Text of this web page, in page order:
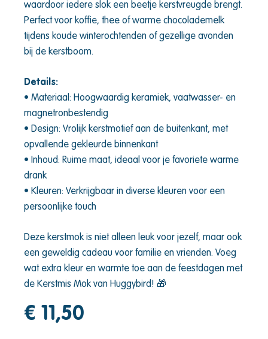
waardoor iedere slok een beetje kerstvreugde brengt.
Perfect voor koffie, thee of warme chocolademelk
tijdens koude winterochtenden of gezellige avonden
bij de kerstboom.
Details:
• Materiaal: Hoogwaardig keramiek, vaatwasser- en
magnetronbestendig
• Design: Vrolijk kerstmotief aan de buitenkant, met
opvallende gekleurde binnenkant
• Inhoud: Ruime maat, ideaal voor je favoriete warme
drank
• Kleuren: Verkrijgbaar in diverse kleuren voor een
persoonlijke touch
Deze kerstmok is niet alleen leuk voor jezelf, maar ook
een geweldig cadeau voor familie en vrienden. Voeg
wat extra kleur en warmte toe aan de feestdagen met
de Kerstmis Mok van Huggybird! 🎁
€ 11,50